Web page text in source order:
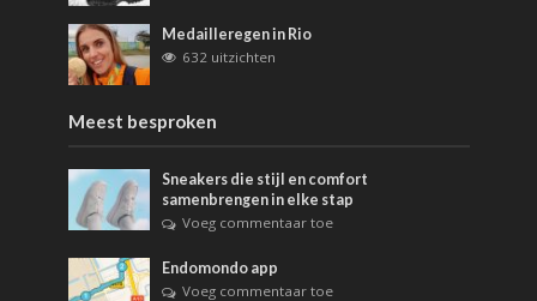
Medailleregen in Rio
632 uitzichten
Meest besproken
Sneakers die stijl en comfort
samenbrengen in elke stap
Voeg commentaar toe
Endomondo app
Voeg commentaar toe